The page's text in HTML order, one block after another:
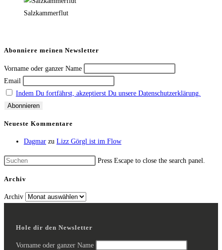
Salzkammerflut
Abonniere meinen Newsletter
Vorname oder ganzer Name
Email
Indem Du fortfährst, akzeptierst Du unsere Datenschutzerklärung.
Neueste Kommentare
Dagmar zu Lizz Görgl ist im Flow
Press Escape to close the search panel.
Archiv
Archiv
Hole dir den Newsletter
Vorname oder ganzer Name